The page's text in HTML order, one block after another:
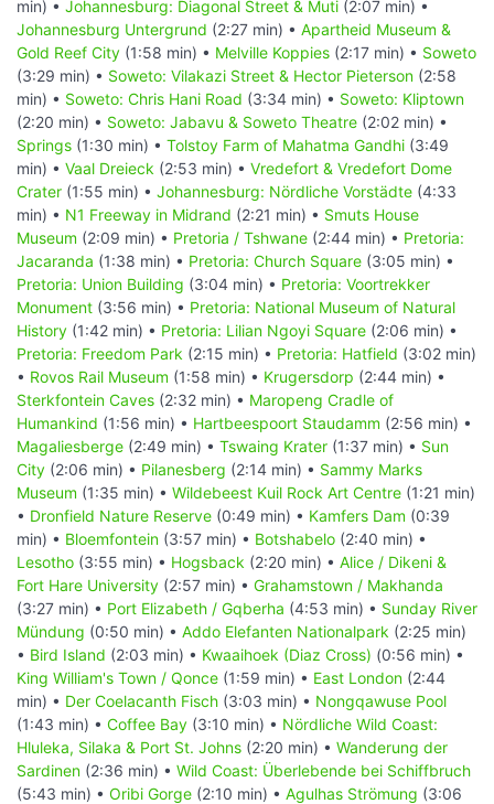
min) • Johannesburg: Diagonal Street & Muti (2:07 min) •
Johannesburg Untergrund (2:27 min) • Apartheid Museum &
Gold Reef City (1:58 min) • Melville Koppies (2:17 min) • Soweto
(3:29 min) • Soweto: Vilakazi Street & Hector Pieterson (2:58
min) • Soweto: Chris Hani Road (3:34 min) • Soweto: Kliptown
(2:20 min) • Soweto: Jabavu & Soweto Theatre (2:02 min) •
Springs (1:30 min) • Tolstoy Farm of Mahatma Gandhi (3:49
min) • Vaal Dreieck (2:53 min) • Vredefort & Vredefort Dome
Crater (1:55 min) • Johannesburg: Nördliche Vorstädte (4:33
min) • N1 Freeway in Midrand (2:21 min) • Smuts House
Museum (2:09 min) • Pretoria / Tshwane (2:44 min) • Pretoria:
Jacaranda (1:38 min) • Pretoria: Church Square (3:05 min) •
Pretoria: Union Building (3:04 min) • Pretoria: Voortrekker
Monument (3:56 min) • Pretoria: National Museum of Natural
History (1:42 min) • Pretoria: Lilian Ngoyi Square (2:06 min) •
Pretoria: Freedom Park (2:15 min) • Pretoria: Hatfield (3:02 min)
• Rovos Rail Museum (1:58 min) • Krugersdorp (2:44 min) •
Sterkfontein Caves (2:32 min) • Maropeng Cradle of
Humankind (1:56 min) • Hartbeespoort Staudamm (2:56 min) •
Magaliesberge (2:49 min) • Tswaing Krater (1:37 min) • Sun
City (2:06 min) • Pilanesberg (2:14 min) • Sammy Marks
Museum (1:35 min) • Wildebeest Kuil Rock Art Centre (1:21 min)
• Dronfield Nature Reserve (0:49 min) • Kamfers Dam (0:39
min) • Bloemfontein (3:57 min) • Botshabelo (2:40 min) •
Lesotho (3:55 min) • Hogsback (2:20 min) • Alice / Dikeni &
Fort Hare University (2:57 min) • Grahamstown / Makhanda
(3:27 min) • Port Elizabeth / Gqberha (4:53 min) • Sunday River
Mündung (0:50 min) • Addo Elefanten Nationalpark (2:25 min)
• Bird Island (2:03 min) • Kwaaihoek (Diaz Cross) (0:56 min) •
King William's Town / Qonce (1:59 min) • East London (2:44
min) • Der Coelacanth Fisch (3:03 min) • Nongqawuse Pool
(1:43 min) • Coffee Bay (3:10 min) • Nördliche Wild Coast:
Hluleka, Silaka & Port St. Johns (2:20 min) • Wanderung der
Sardinen (2:36 min) • Wild Coast: Überlebende bei Schiffbruch
(5:43 min) • Oribi Gorge (2:10 min) • Agulhas Strömung (3:06